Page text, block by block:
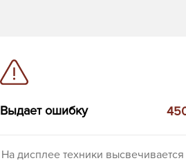
Выдает ошибку
На дисплее техники высвечивается